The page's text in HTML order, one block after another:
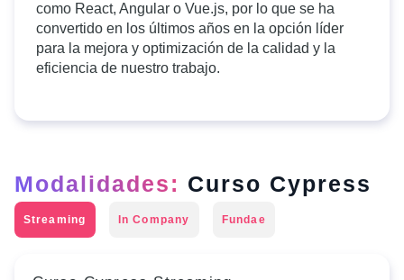
como React, Angular o Vue.js, por lo que se ha
convertido en los últimos años en la opción líder
para la mejora y optimización de la calidad y la
eficiencia de nuestro trabajo.
Modalidades: Curso Cypress
Streaming In Company Fundae